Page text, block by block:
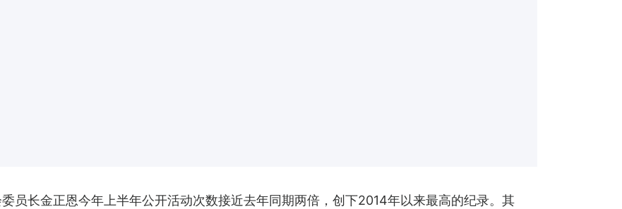
员长金正恩今年上半年公开活动次数接近去年同期两倍，创下2014年以来最高的纪录。其